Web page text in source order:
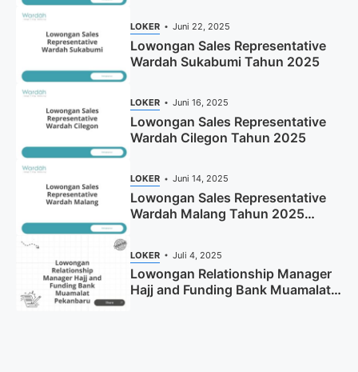
LOKER Juni 22, 2025
Lowongan Sales Representative
Wardah Sukabumi Tahun 2025
LOKER Juni 16, 2025
Lowongan Sales Representative
Wardah Cilegon Tahun 2025
LOKER Juni 14, 2025
Lowongan Sales Representative
Wardah Malang Tahun 2025
LOKER Juli 4, 2025
Lowongan Relationship Manager
Hajj and Funding Bank Muamalat